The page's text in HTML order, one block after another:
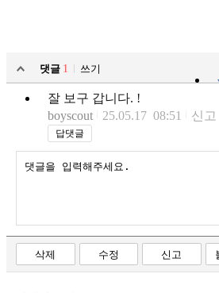
댓글 1
쓰기
잘 보구 갑니다. !
boyscout
25.05.17 08:51 신고
답댓글
삭제 수정 신고